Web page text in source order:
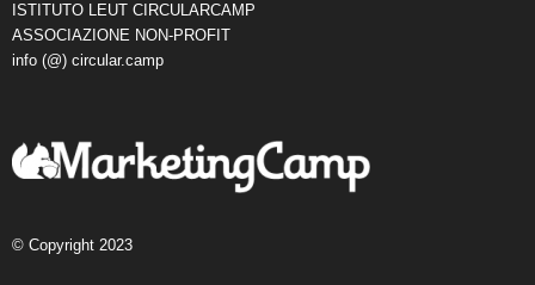
ISTITUTO LEUT CIRCULARCAMP
ASSOCIAZIONE NON-PROFIT
info (@) circular.camp
© Copyright 2023